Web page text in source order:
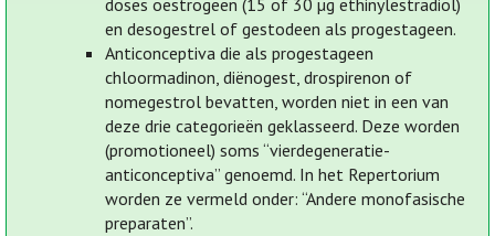
doses oestrogeen (15 of 30 µg ethinylestradiol)
en desogestrel of gestodeen als progestageen.
Anticonceptiva die als progestageen
chloormadinon, diënogest, drospirenon of
nomegestrol bevatten, worden niet in een van
deze drie categorieën geklasseerd. Deze worden
(promotioneel) soms “vierdegeneratie-
anticonceptiva” genoemd. In het Repertorium
worden ze vermeld onder: “Andere monofasische
preparaten”.